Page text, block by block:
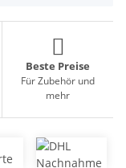
Beste Preise
Für Zubehör und
mehr